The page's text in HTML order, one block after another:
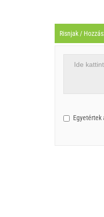
Risnjak /
Egyetértek